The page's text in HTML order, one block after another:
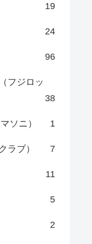
19
24
96
フジロッ
38
ソニ） 1
ラブ） 7
11
5
2